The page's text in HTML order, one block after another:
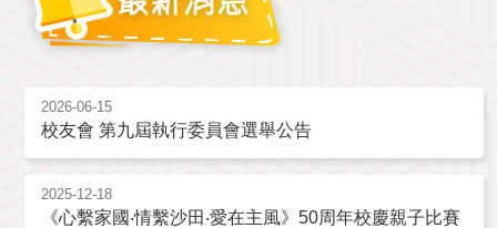
2026-06-15
校友會 第九屆執行委員會選舉公告
2025-12-18
《心繫家國‧情繫沙田‧愛在主風》50周年校慶親子比賽